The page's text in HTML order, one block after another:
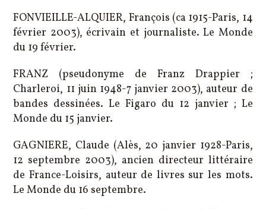
FONVIEILLE-ALQUIER, François (ca 1915-Paris, 14
février 2003), écrivain et journaliste. Le Monde
du 19 février.
FRANZ (pseudonyme de Franz Drappier ;
Charleroi, 11 juin 1948-7 janvier 2003), auteur de
bandes dessinées. Le Figaro du 12 janvier ; Le
Monde du 15 janvier.
GAGNIERE, Claude (Alès, 20 janvier 1928-Paris,
12 septembre 2003), ancien directeur littéraire
de France-Loisirs, auteur de livres sur les mots.
Le Monde du 16 septembre.